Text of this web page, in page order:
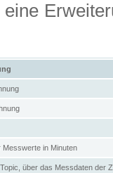
Messwerte in Minuten
über das Messdaten der